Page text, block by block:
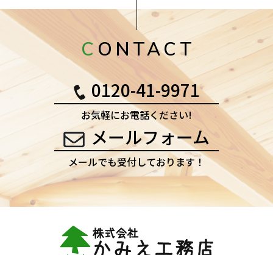
CONTACT
0120-41-9971
お気軽にお電話ください!
メールフォーム
メールでも受付しております！